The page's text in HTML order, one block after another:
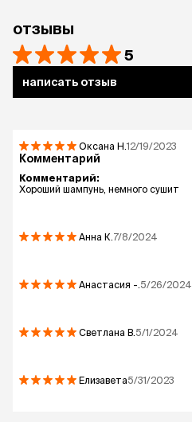
отзывы
5
написать отзыв
Оксана Н.12/19/2023
Комментарий
Комментарий:
Хороший шампунь, немного сушит
Анна К. 7/8/2024
Анастасия -. 5/26/2024
Светлана В. 5/1/2024
Елизавета5/31/2023